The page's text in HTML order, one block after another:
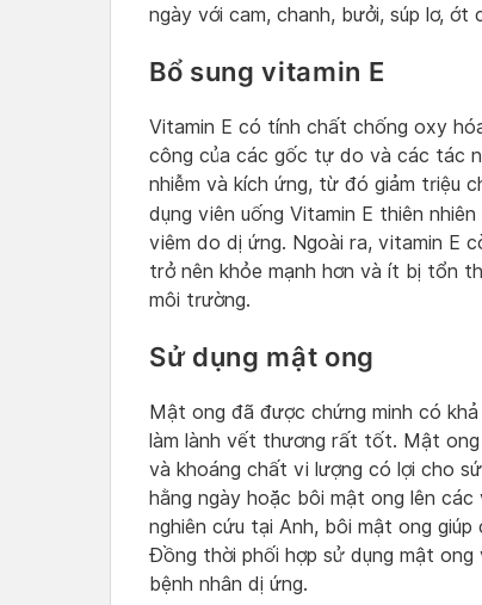
ngày với cam, chanh, bưởi, súp lơ, ớt
Bổ sung vitamin E
Vitamin E có tính chất chống oxy
công của các gốc tự do và các tác
nhiễm và kích ứng, từ đó giảm triệu
dụng viên uống Vitamin E thiên nhiên
viêm do dị ứng. Ngoài ra, vitamin E
trở nên khỏe mạnh hơn và ít bị tổn
môi trường.
Sử dụng mật ong
Mật ong đã được chứng minh có
làm lành vết thương rất tốt. Mật ong
và khoáng chất vi lượng có lợi cho
hằng ngày hoặc bôi mật ong lên
nghiên cứu tại Anh, bôi mật ong
Đồng thời phối hợp sử dụng mật
bệnh nhân dị ứng.